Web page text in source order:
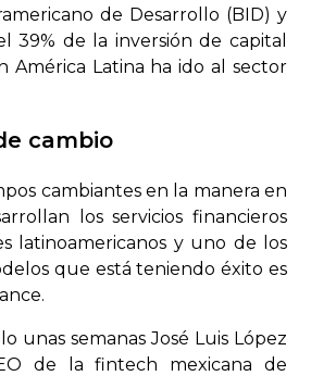
de Desarrollo (BID) y
39% de la inversión de capital
América Latina ha ido al sector
cambio
cambiantes en la manera en
los servicios financieros
latinoamericanos y uno de los
que está teniendo éxito es
unas semanas José Luis López
de la fintech mexicana de